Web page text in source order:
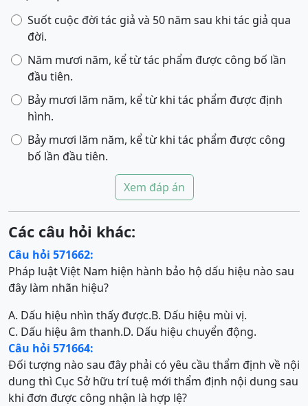
Suốt cuộc đời tác giả và 50 năm sau khi tác giả qua
đời.
Năm mươi năm, kể từ tác phẩm được công bố lần
đầu tiên.
Bảy mươi lăm năm, kể từ khi tác phẩm được định
hình.
Bảy mươi lăm năm, kể từ khi tác phẩm được công
bố lần đầu tiên.
Xem đáp án
Các câu hỏi khác:
Câu hỏi 571662:
Pháp luật Việt Nam hiện hành bảo hộ dấu hiệu nào sau
đây làm nhãn hiệu?
A. Dấu hiệu nhìn thấy được.B. Dấu hiệu mùi vị.
C. Dấu hiệu âm thanh.D. Dấu hiệu chuyển động.
Câu hỏi 571664:
Đối tượng nào sau đây phải có yêu cầu thẩm định về nội
dung thì Cục Sở hữu trí tuệ mới thẩm định nội dung sau
khi đơn được công nhận là hợp lệ?